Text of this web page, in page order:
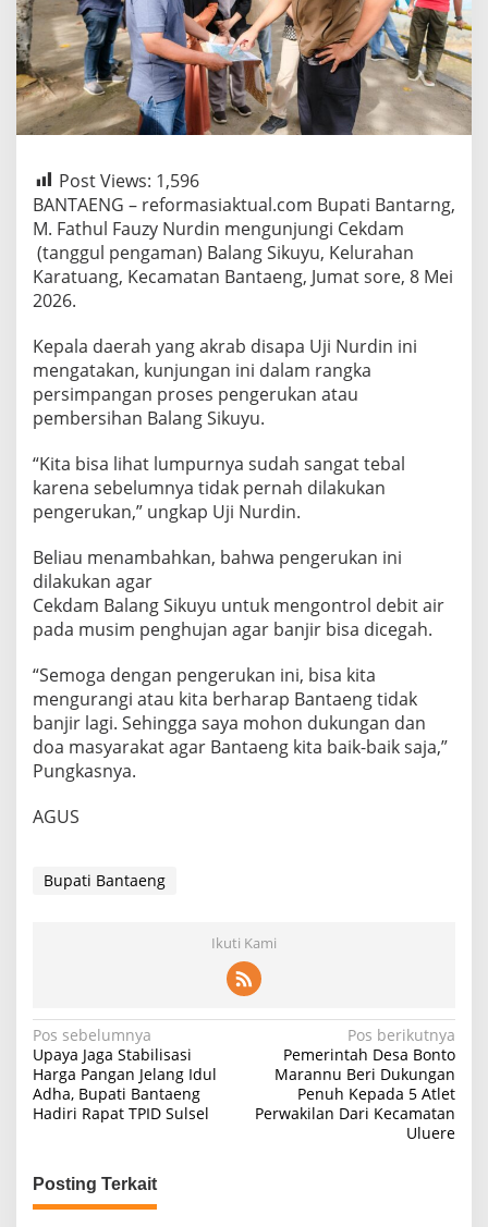
Post Views: 1,596
BANTAENG – reformasiaktual.com Bupati Bantarng,
M. Fathul Fauzy Nurdin mengunjungi Cekdam
(tanggul pengaman) Balang Sikuyu, Kelurahan
Karatuang, Kecamatan Bantaeng, Jumat sore, 8 Mei
2026.
Kepala daerah yang akrab disapa Uji Nurdin ini
mengatakan, kunjungan ini dalam rangka
persimpangan proses pengerukan atau
pembersihan Balang Sikuyu.
“Kita bisa lihat lumpurnya sudah sangat tebal
karena sebelumnya tidak pernah dilakukan
pengerukan,” ungkap Uji Nurdin.
Beliau menambahkan, bahwa pengerukan ini
dilakukan agar
Cekdam Balang Sikuyu untuk mengontrol debit air
pada musim penghujan agar banjir bisa dicegah.
“Semoga dengan pengerukan ini, bisa kita
mengurangi atau kita berharap Bantaeng tidak
banjir lagi. Sehingga saya mohon dukungan dan
doa masyarakat agar Bantaeng kita baik-baik saja,”
Pungkasnya.
AGUS
Bupati Bantaeng
Ikuti Kami
Navigasi
pos
Pos sebelumnya
Upaya Jaga Stabilisasi
Harga Pangan Jelang Idul
Adha, Bupati Bantaeng
Hadiri Rapat TPID Sulsel
Pos berikutnya
Pemerintah Desa Bonto
Marannu Beri Dukungan
Penuh Kepada 5 Atlet
Perwakilan Dari Kecamatan
Uluere
Posting Terkait